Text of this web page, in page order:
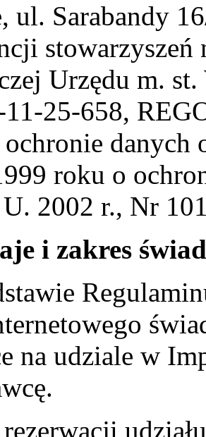
ul. Sarabandy
stowarzyszeń
Urzędu m.
25-658,
danych
roku o
2002 r., Nr
i zakres
na udziale w